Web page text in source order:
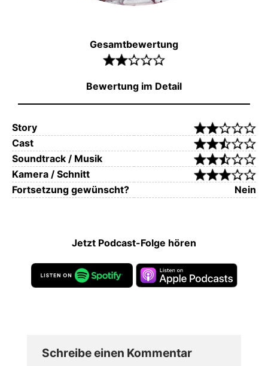
Gesamtbewertung
Bewertung im Detail
Story
Cast
Soundtrack / Musik
Kamera / Schnitt
Fortsetzung gewünscht?
Nein
Jetzt Podcast-Folge hören
Schreibe einen Kommentar